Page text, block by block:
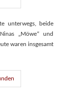
unterwegs, beide
„Möwe“ und
waren insgesamt